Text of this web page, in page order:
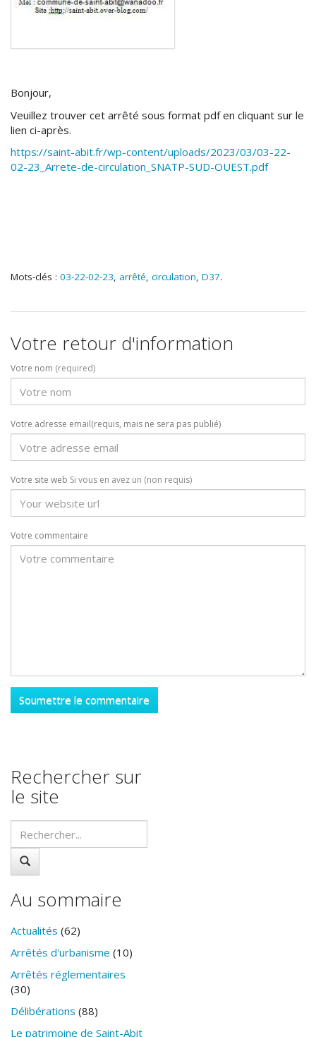
Bonjour,
Veuillez trouver cet arrêté sous format pdf en cliquant sur le
lien ci-après.
https://saint-abit.fr/wp-content/uploads/2023/03/03-22-
02-23_Arrete-de-circulation_SNATP-SUD-OUEST.pdf
Mots-clés : 03-22-02-23, arrêté, circulation, D37.
Votre retour d'information
Votre nom (required)
Votre adresse email(requis, mais ne sera pas publié)
Votre site web Si vous en avez un (non requis)
Votre commentaire
Rechercher sur
le site
Au sommaire
Actualités (62)
Arrêtés d'urbanisme (10)
Arrêtés réglementaires
(30)
Délibérations (88)
Le patrimoine de Saint-Abit